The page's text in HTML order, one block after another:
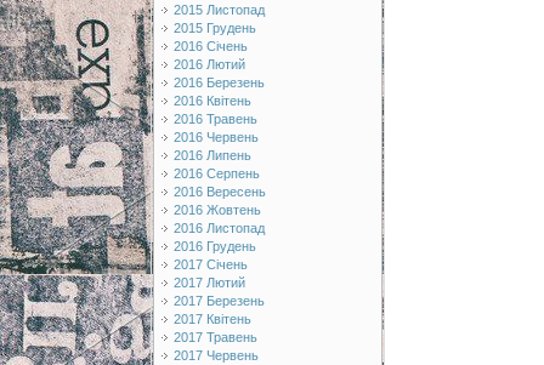
2015 Листопад
2015 Грудень
2016 Січень
2016 Лютий
2016 Березень
2016 Квітень
2016 Травень
2016 Червень
2016 Липень
2016 Серпень
2016 Вересень
2016 Жовтень
2016 Листопад
2016 Грудень
2017 Січень
2017 Лютий
2017 Березень
2017 Квітень
2017 Травень
2017 Червень